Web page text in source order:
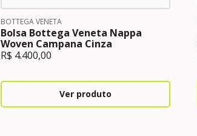
BOTTEGA VENETA
Bolsa Bottega Veneta Nappa
Woven Campana Cinza
R$ 4.400,00
Ver produto